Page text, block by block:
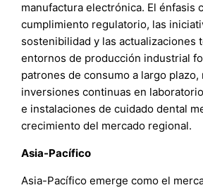
manufactura electrónica. El énfasis
cumplimiento regulatorio, las
sostenibilidad y las actualizaciones
entornos de producción industrial
patrones de consumo a largo plazo,
inversiones continuas en
e instalaciones de cuidado dental
crecimiento del mercado regional.
Asia-Pacífico
Asia-Pacífico emerge como el